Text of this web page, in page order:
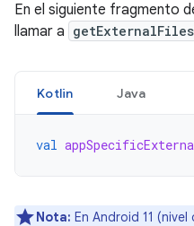
En el siguiente fragmento
llamar a
Kotlin Java
val
Nota: En Android 11